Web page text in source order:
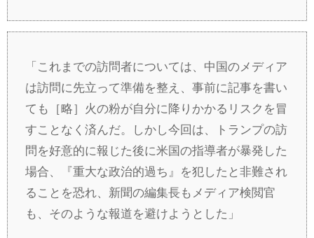
「これまでの訪問者については、中国のメディア
は訪問に先立って準備を整え、事前に記事を書い
ても［略］火の粉が自分に降りかかるリスクを冒
すことなく済んだ。しかし今回は、トランプの訪
問を好意的に報じた後に米国の指導者が暴発した
場合、『重大な政治的過ち』を犯したと非難され
ることを恐れ、新聞の編集長もメディア検閲官
も、そのような報道を避けようとした」